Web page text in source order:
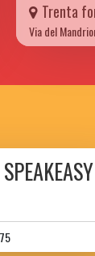
Trenta
Via del